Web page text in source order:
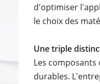
d'optimiser
le choix des
Une triple
Les
durables.